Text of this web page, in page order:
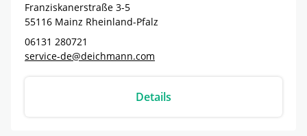
Franziskanerstraße 3-5
55116 Mainz Rheinland-Pfalz
06131 280721
service-de@deichmann.com
Details